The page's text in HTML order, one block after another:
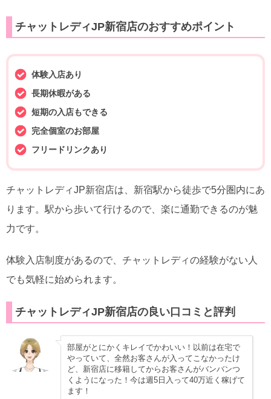
チャットレディJP新宿店のおすすめポイント
体験入店あり
長期休暇がある
短期の入店もできる
完全個室のお部屋
フリードリンクあり
チャットレディJP新宿店は、新宿駅から徒歩で5分圏内にあ
ります。駅から歩いて行けるので、楽に通勤できるのが魅
力です。
体験入店制度があるので、チャットレディの経験がない人
でも気軽に始められます。
チャットレディJP新宿店の良い口コミと評判
部屋がとにかくキレイでかわいい！以前は在宅で
やっていて、全然お客さんが入ってこなかったけ
ど、新宿店に移籍してからお客さんがバンバンつ
くようになった！今は週5日入って40万近く稼げて
ます！